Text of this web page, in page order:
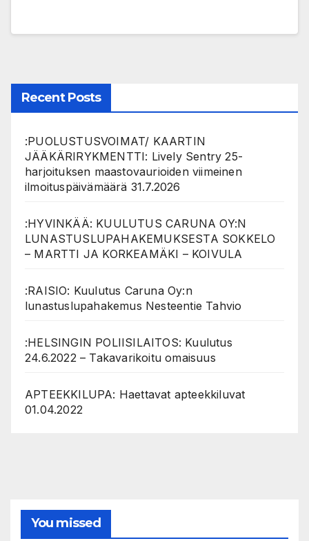
Recent Posts
:PUOLUSTUSVOIMAT/ KAARTIN
JÄÄKÄRIRYKMENTTI: Lively Sentry 25-
harjoituksen maastovaurioiden viimeinen
ilmoituspäivämäärä 31.7.2026
:HYVINKÄÄ: KUULUTUS CARUNA OY:N
LUNASTUSLUPAHAKEMUKSESTA SOKKELO
– MARTTI JA KORKEAMÄKI – KOIVULA
:RAISIO: Kuulutus Caruna Oy:n
lunastuslupahakemus Nesteentie Tahvio
:HELSINGIN POLIISILAITOS: Kuulutus
24.6.2022 – Takavarikoitu omaisuus
APTEEKKILUPA: Haettavat apteekkiluvat
01.04.2022
You missed